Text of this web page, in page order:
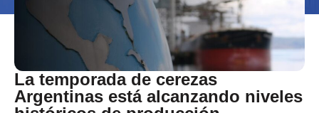
La temporada de cerezas
Argentinas está alcanzando niveles